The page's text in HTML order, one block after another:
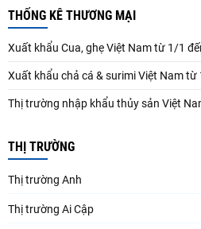
THỐNG KÊ THƯƠNG MẠI
Xuất khẩu Cua, ghẹ Việt Nam từ 1/1
Xuất khẩu chả cá & surimi Việt Nam
Thị trường nhập khẩu thủy sản Việt
THỊ TRƯỜNG
Thị trường Anh
Thị trường Ai Cập